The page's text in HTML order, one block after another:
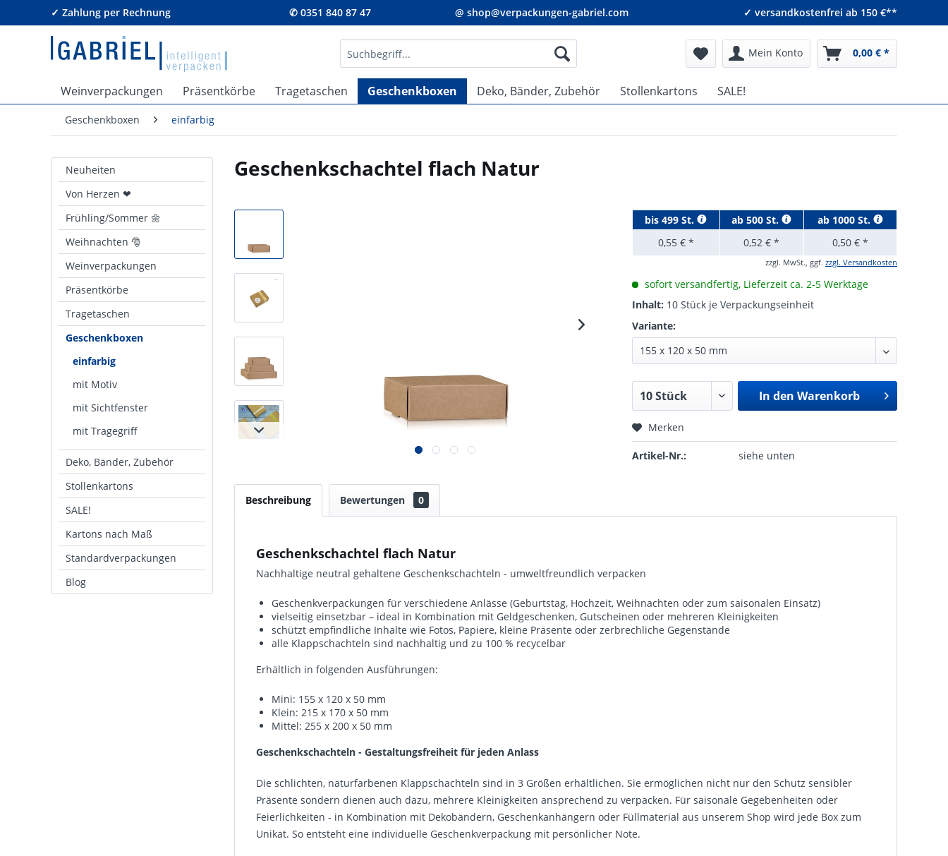
✓ Zahlung per Rechnung ✆ 0351 840 87 47 @ shop@verpackungen-gabriel.com ✓ versandkostenfrei ab 150 €**
Mein Konto 0,00 € *
Weinverpackungen Präsentkörbe Tragetaschen Geschenkboxen Deko, Bänder, Zubehör Stollenkartons SALE!
Geschenkboxen einfarbig
Neuheiten
Von Herzen ❤
Frühling/Sommer 🌼
Weihnachten 🎅
Weinverpackungen
Präsentkörbe
Tragetaschen
Geschenkboxen
einfarbig
mit Motiv
mit Sichtfenster
mit Tragegriff
Deko, Bänder, Zubehör
Stollenkartons
SALE!
Kartons nach Maß
Standardverpackungen
Blog
Geschenkschachtel flach Natur
bis499 St. ab500 St. ab 1000 St.
0,55 € *
0,52 € * 0,50 € *
zzgl. MwSt., ggf. zzgl. Versandkosten
sofort versandfertig, Lieferzeit ca. 2-5 Werktage
Inhalt: 10 Stück je Verpackungseinheit
Variante:
In den Warenkorb
Merken
Artikel-Nr.: siehe unten
Beschreibung Bewertungen 0
Geschenkschachtel flach Natur
Nachhaltige neutral gehaltene Geschenkschachteln - umweltfreundlich verpacken
Geschenkverpackungen für verschiedene Anlässe (Geburtstag, Hochzeit, Weihnachten oder zum saisonalen Einsatz)
vielseitig einsetzbar – ideal in Kombination mit Geldgeschenken, Gutscheinen oder mehreren Kleinigkeiten
schützt empfindliche Inhalte wie Fotos, Papiere, kleine Präsente oder zerbrechliche Gegenstände
alle Klappschachteln sind nachhaltig und zu 100 % recycelbar
Erhältlich in folgenden Ausführungen:
Mini: 155 x 120 x 50 mm
Klein: 215 x 170 x 50 mm
Mittel: 255 x 200 x 50 mm
Geschenkschachteln - Gestaltungsfreiheit für jeden Anlass
Die schlichten, naturfarbenen Klappschachteln sind in 3 Größen erhältlichen. Sie ermöglichen nicht nur den Schutz sensibler
Präsente sondern dienen auch dazu, mehrere Kleinigkeiten ansprechend zu verpacken. Für saisonale Gegebenheiten oder
Feierlichkeiten - in Kombination mit Dekobändern, Geschenkanhängern oder Füllmaterial aus unserem Shop wird jede Box zum
Unikat. So entsteht eine individuelle Geschenkverpackung mit persönlicher Note.